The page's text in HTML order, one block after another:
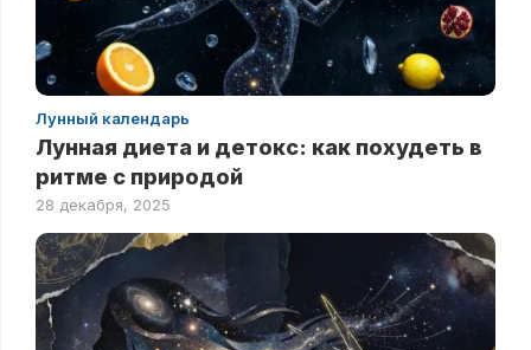
Лунный календарь
Лунная диета и детокс: как похудеть в
ритме с природой
28 декабря, 2025